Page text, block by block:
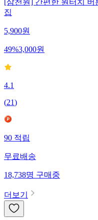
[삼천원] 간편한 원터치
집
5,900원
49%3,000원
4.1
(21)
90적립
무료배송
18,738명구매중
더보기